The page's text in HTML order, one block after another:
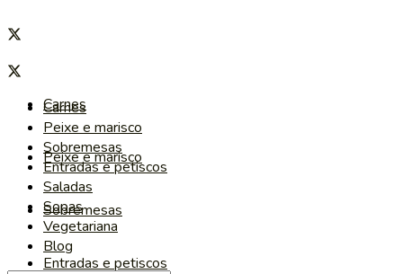
Carnes
Peixe e marisco
Sobremesas
Entradas e petiscos
Carnes
Peixe e marisco
Sobremesas
Entradas e petiscos
Saladas
Sopas
Vegetariana
Blog